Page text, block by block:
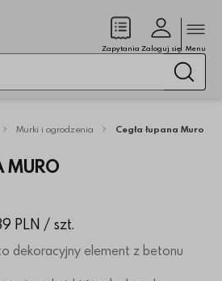
fraza zostanie wyszukana
Zapytania
(pusty)Zaloguj się Menu
Murki i ogrodzenia Cegła łupana Muro
MURO
PLN / szt.
dekoracyjny element z betonu